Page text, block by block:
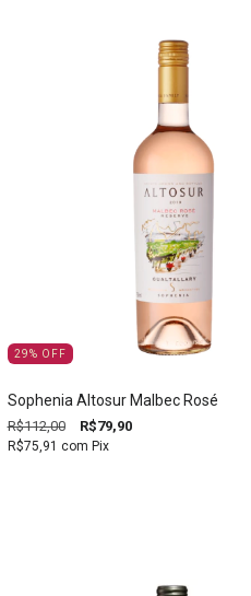
29% OFF
Sophenia Altosur Malbec Rosé
R$112,00 R$79,90
R$75,91 com Pix